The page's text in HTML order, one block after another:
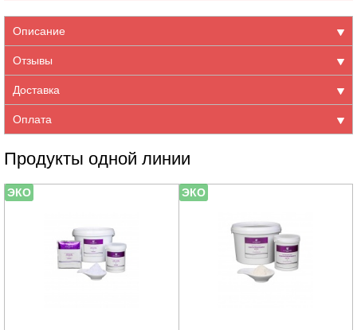
Описание
Отзывы
Доставка
Оплата
Продукты одной линии
ЭКО ЭКО